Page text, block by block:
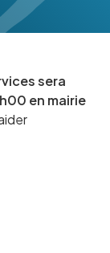
sera
en mairie